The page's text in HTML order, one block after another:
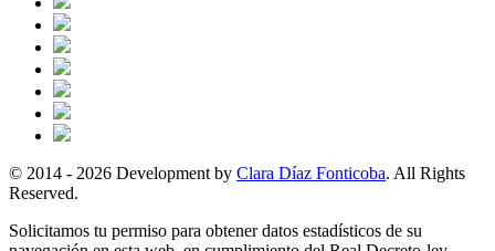
© 2014 - 2026 Development by Clara Díaz Fonticoba. All Rights
Reserved.
Solicitamos tu permiso para obtener datos estadísticos de su